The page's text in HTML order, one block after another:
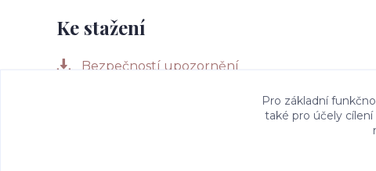
Ke stažení
Bezpečností upozornění
Pro základní
také pro účely